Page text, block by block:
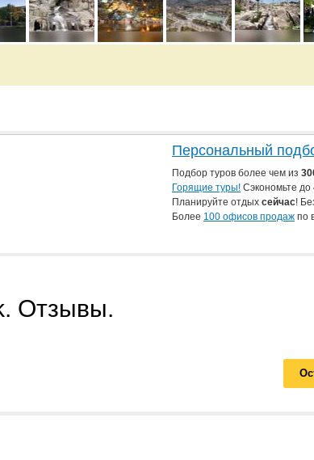
Персональный
Подбор туров более чем из
Горящие туры! Сэкономьте до
Планируйте отдых сейчас!
Более 100 офисов продаж по
Отзывы.